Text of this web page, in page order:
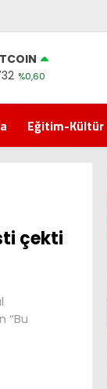
%0,60
Eğitim-Kültür
çekti
“Bu